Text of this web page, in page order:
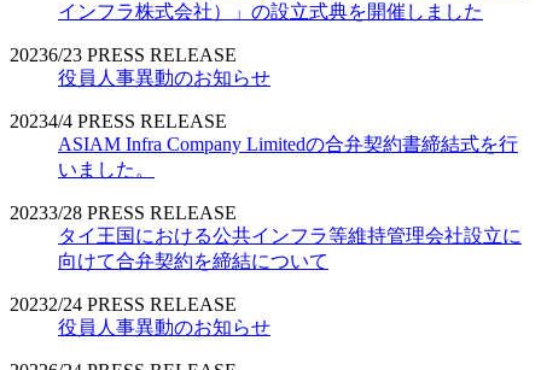
インフラ株式会社）」の設立式典を開催しました
20236/23 PRESS RELEASE
役員人事異動のお知らせ
20234/4 PRESS RELEASE
ASIAM Infra Company Limitedの合弁契約書締結式を行
いました。
20233/28 PRESS RELEASE
タイ王国における公共インフラ等維持管理会社設立に
向けて合弁契約を締結について
20232/24 PRESS RELEASE
役員人事異動のお知らせ